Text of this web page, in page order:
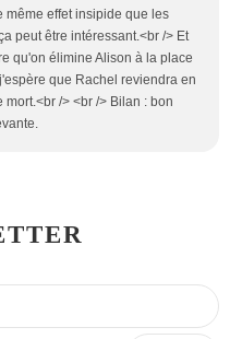
même effet insipide que les
peut être intéressant.<br /> Et
qu'on élimine Alison à la place
que Rachel reviendra en
/> <br /> Bilan : bon